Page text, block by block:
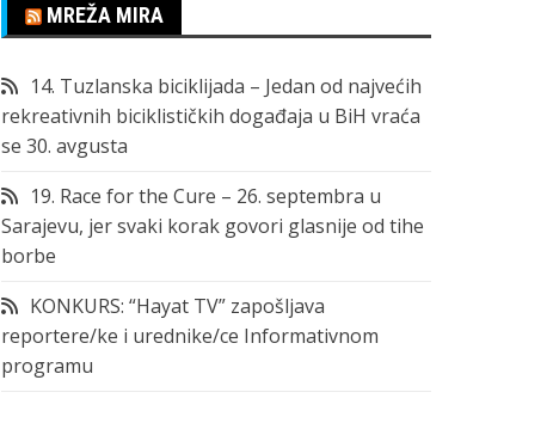
MREŽA MIRA
14. Tuzlanska biciklijada – Jedan od najvećih
rekreativnih biciklističkih događaja u BiH vraća
se 30. avgusta
19. Race for the Cure – 26. septembra u
Sarajevu, jer svaki korak govori glasnije od tihe
borbe
KONKURS: “Hayat TV” zapošljava
reportere/ke i urednike/ce Informativnom
programu